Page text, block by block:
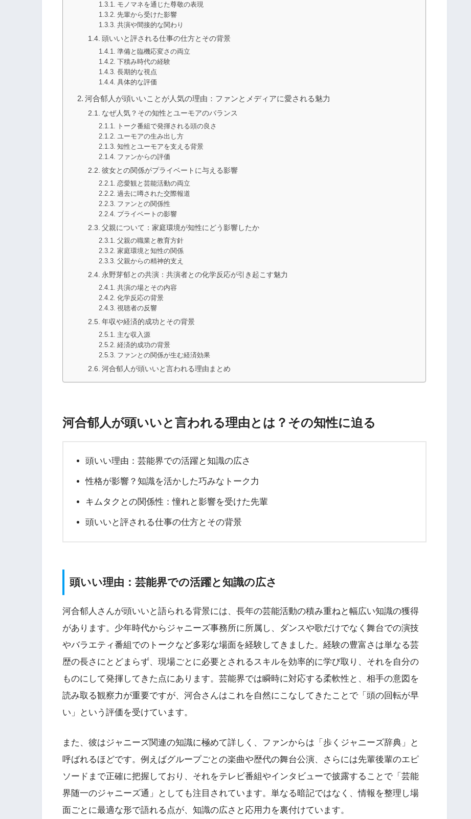
モノマネを通じた尊敬の表現
先輩から受けた影響
共演や間接的な関わり
頭いいと評される仕事の仕方とその背景
準備と臨機応変さの両立
下積み時代の経験
長期的な視点
具体的な評価
河合郁人が頭いいことが人気の理由：ファンとメディアに愛される魅力
なぜ人気？その知性とユーモアのバランス
トーク番組で発揮される頭の良さ
ユーモアの生み出し方
知性とユーモアを支える背景
ファンからの評価
彼女との関係がプライベートに与える影響
恋愛観と芸能活動の両立
過去に噂された交際報道
ファンとの関係性
プライベートの影響
父親について：家庭環境が知性にどう影響したか
父親の職業と教育方針
家庭環境と知性の関係
父親からの精神的支え
永野芽郁との共演：共演者との化学反応が引き起こす魅力
共演の場とその内容
化学反応の背景
視聴者の反響
年収や経済的成功とその背景
主な収入源
経済的成功の背景
ファンとの関係が生む経済効果
河合郁人が頭いいと言われる理由まとめ
河合郁人が頭いいと言われる理由とは？その知性に迫る
頭いい理由：芸能界での活躍と知識の広さ
性格が影響？知識を活かした巧みなトーク力
キムタクとの関係性：憧れと影響を受けた先輩
頭いいと評される仕事の仕方とその背景
頭いい理由：芸能界での活躍と知識の広さ
河合郁人さんが頭いいと語られる背景には、長年の芸能活動の積み重ねと幅広い知識の獲得
があります。少年時代からジャニーズ事務所に所属し、ダンスや歌だけでなく舞台での演技
やバラエティ番組でのトークなど多彩な場面を経験してきました。経験の豊富さは単なる芸
歴の長さにとどまらず、現場ごとに必要とされるスキルを効率的に学び取り、それを自分の
ものにして発揮してきた点にあります。芸能界では瞬時に対応する柔軟性と、相手の意図を
読み取る観察力が重要ですが、河合さんはこれを自然にこなしてきたことで「頭の回転が早
い」という評価を受けています。
また、彼はジャニーズ関連の知識に極めて詳しく、ファンからは「歩くジャニーズ辞典」と
呼ばれるほどです。例えばグループごとの楽曲や歴代の舞台公演、さらには先輩後輩のエピ
ソードまで正確に把握しており、それをテレビ番組やインタビューで披露することで「芸能
界随一のジャニーズ通」としても注目されています。単なる暗記ではなく、情報を整理し場
面ごとに最適な形で語れる点が、知識の広さと応用力を裏付けています。